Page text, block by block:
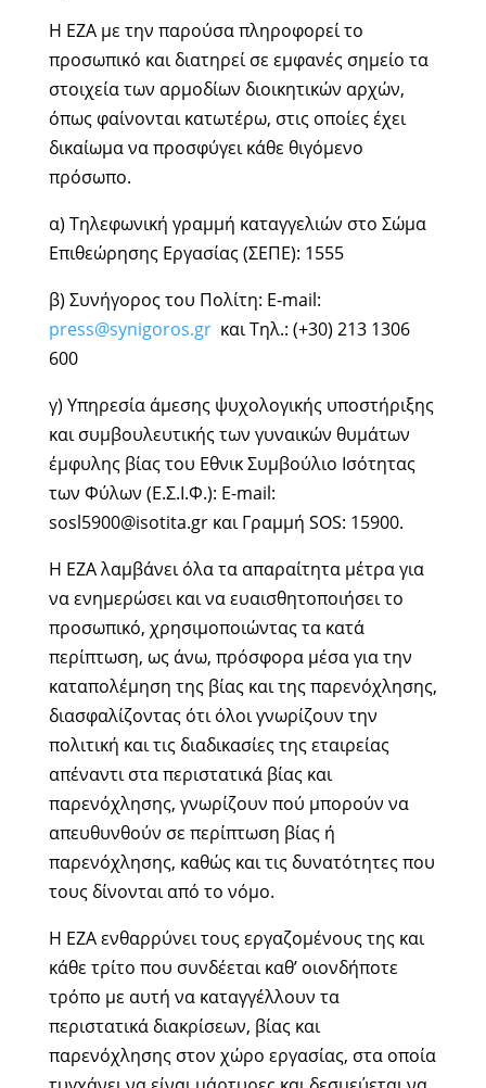
Η ΕΖΑ με την παρούσα πληροφορεί το
προσωπικό και διατηρεί σε εμφανές σημείο τα
στοιχεία των αρμοδίων διοικητικών αρχών,
όπως φαίνονται κατωτέρω, στις οποίες έχει
δικαίωμα να προσφύγει κάθε θιγόμενο
πρόσωπο.
α) Τηλεφωνική γραμμή καταγγελιών στο Σώμα
Επιθεώρησης Εργασίας (ΣΕΠΕ): 1555
β) Συνήγορος του Πολίτη: E-mail:
press@synigoros.grκαι Τηλ.: (+30) 213 1306
600
γ) Υπηρεσία άμεσης ψυχολογικής υποστήριξης
και συμβουλευτικής των γυναικών θυμάτων
έμφυλης βίας του Εθνικ Συμβούλιο Ισότητας
των Φύλων (Ε.Σ.Ι.Φ.): E-mail:
sosl5900@isotita.gr και Γραμμή SOS: 15900.
Η ΕΖΑ λαμβάνει όλα τα απαραίτητα μέτρα για
να ενημερώσει και να ευαισθητοποιήσει το
προσωπικό, χρησιμοποιώντας τα κατά
περίπτωση, ως άνω, πρόσφορα μέσα για την
καταπολέμηση της βίας και της παρενόχλησης,
διασφαλίζοντας ότι όλοι γνωρίζουν την
πολιτική και τις διαδικασίες της εταιρείας
απέναντι στα περιστατικά βίας και
παρενόχλησης, γνωρίζουν πού μπορούν να
απευθυνθούν σε περίπτωση βίας ή
παρενόχλησης, καθώς και τις δυνατότητες που
τους δίνονται από το νόμο.
Η ΕΖΑ ενθαρρύνει τους εργαζομένους της και
κάθε τρίτο που συνδέεται καθ’ οιονδήποτε
τρόπο με αυτή να καταγγέλλουν τα
περιστατικά διακρίσεων, βίας και
παρενόχλησης στον χώρο εργασίας, στα οποία